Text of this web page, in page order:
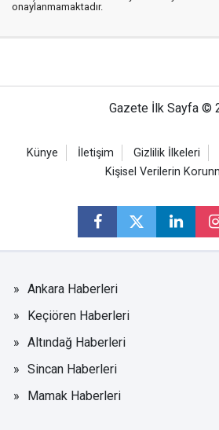
onaylanmamaktadır.
Gazete İlk Sayfa ©
Künye İletişim Gizlilik İlkeleri
Kişisel Verilerin
Ankara Haberleri
Keçiören Haberleri
Altındağ Haberleri
Sincan Haberleri
Mamak Haberleri